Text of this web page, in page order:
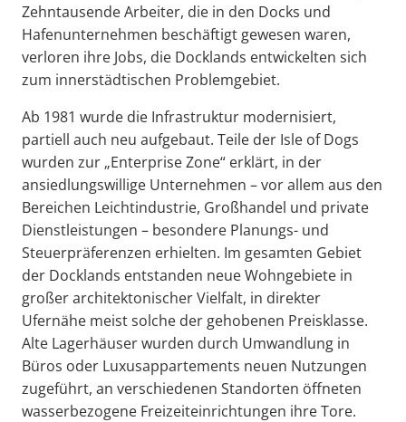
Zehntausende Arbeiter, die in den Docks und
Hafenunternehmen beschäftigt gewesen waren,
verloren ihre Jobs, die Docklands entwickelten sich
zum innerstädtischen Problemgebiet.
Ab 1981 wurde die Infrastruktur modernisiert,
partiell auch neu aufgebaut. Teile der Isle of Dogs
wurden zur „Enterprise Zone“ erklärt, in der
ansiedlungswillige Unternehmen – vor allem aus den
Bereichen Leichtindustrie, Großhandel und private
Dienstleistungen – besondere Planungs- und
Steuerpräferenzen erhielten. Im gesamten Gebiet
der Docklands entstanden neue Wohngebiete in
großer architektonischer Vielfalt, in direkter
Ufernähe meist solche der gehobenen Preisklasse.
Alte Lagerhäuser wurden durch Umwandlung in
Büros oder Luxusappartements neuen Nutzungen
zugeführt, an verschiedenen Standorten öffneten
wasserbezogene Freizeiteinrichtungen ihre Tore.